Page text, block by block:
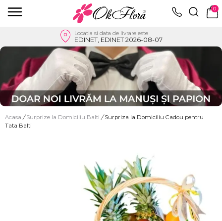
0
Locatia si data de livrare este
EDINET, EDINET 2026-08-07
Acasa / Surprize la Domiciliu Balti / Surpriza la Domiciliu Cadou pentru
Tata Balti